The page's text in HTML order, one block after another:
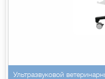
Ультразвуковой